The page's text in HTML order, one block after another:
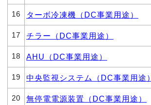
16 ターボ冷凍機（DC事業用途）
17 チラー（DC事業用途）
18 AHU（DC事業用途）
19 中央監視システム（DC事業用途）
20 無停電電源装置（DC事業用途）